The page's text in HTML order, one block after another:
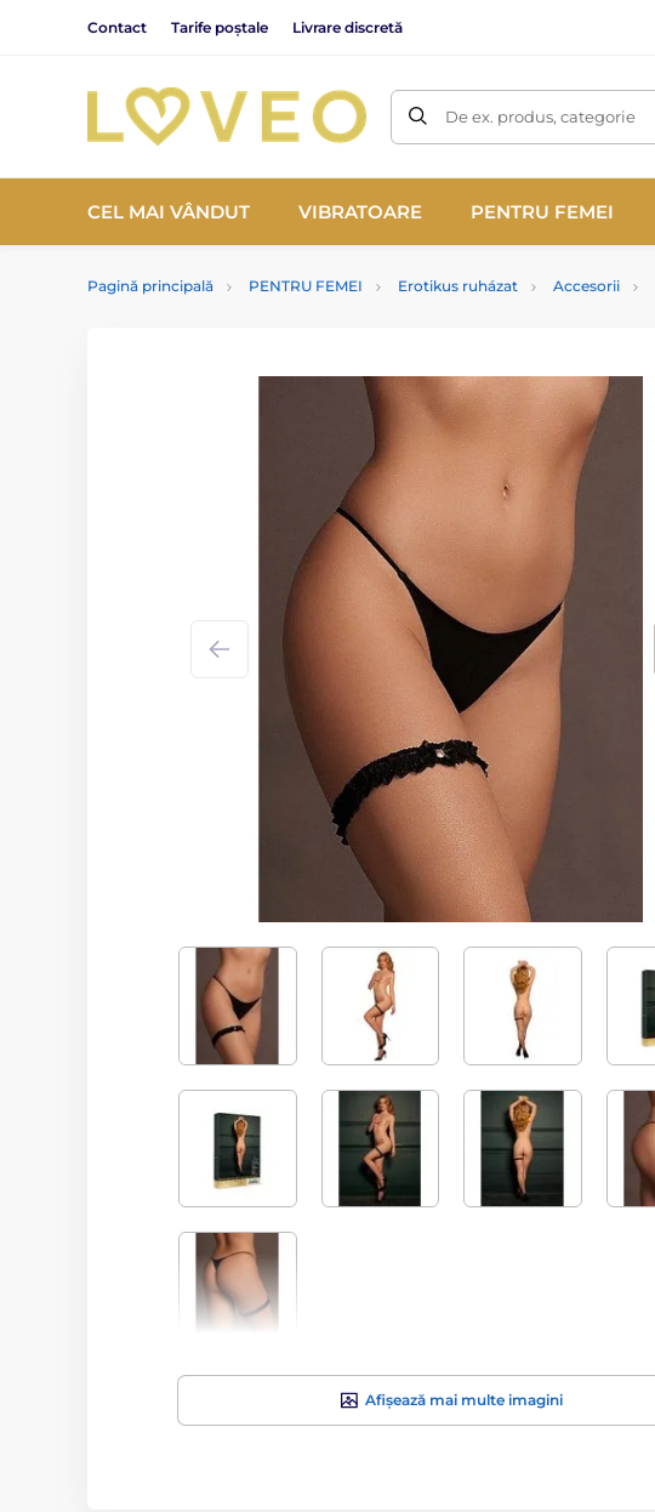
Contact Tarife poștale Livrare discretă
De ex. produs, categorie
CEL MAI VÂNDUT VIBRATOARE PENTRU FEMEI
Pagină principală PENTRU FEMEI Erotikus ruházat Accesorii
Afișează mai multe imagini